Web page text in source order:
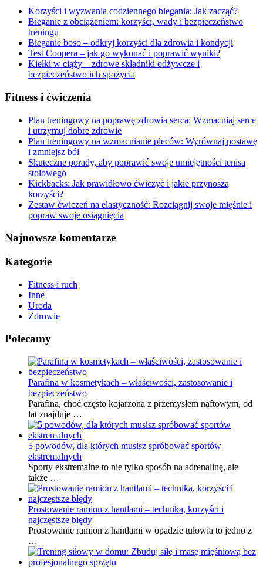
Korzyści i wyzwania codziennego biegania: Jak zacząć?
Bieganie z obciążeniem: korzyści, wady i bezpieczeństwo
treningu
Bieganie boso – odkryj korzyści dla zdrowia i kondycji
Test Coopera – jak go wykonać i poprawić wyniki?
Kiełki w ciąży – zdrowe składniki odżywcze i
bezpieczeństwo ich spożycia
Fitness i ćwiczenia
Plan treningowy na poprawę zdrowia serca: Wzmacniaj serce
i utrzymuj dobre zdrowie
Plan treningowy na wzmacnianie pleców: Wyrównaj postawę
i zmniejsz ból
Skuteczne porady, aby poprawić swoje umiejętności tenisa
stołowego
Kickbacks: Jak prawidłowo ćwiczyć i jakie przynoszą
korzyści?
Zestaw ćwiczeń na elastyczność: Rozciągnij swoje mięśnie i
popraw swoje osiągnięcia
Najnowsze komentarze
Kategorie
Fitness i ruch
Inne
Uroda
Zdrowie
Polecamy
Parafina w kosmetykach – właściwości, zastosowanie i
bezpieczeństwo
Parafina, choć często kojarzona z przemysłem naftowym, od
lat znajduje …
5 powodów, dla których musisz spróbować sportów
ekstremalnych
Sporty ekstremalne to nie tylko sposób na adrenalinę, ale
także …
Prostowanie ramion z hantlami – technika, korzyści i
najczęstsze błędy
Prostowanie ramion z hantlami w opadzie tułowia to jedno z
…